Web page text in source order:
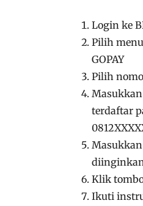
Login ke
Pilih
GOPAY
Pilih
terdaftar
Klik
Ikuti